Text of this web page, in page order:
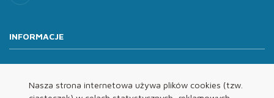
Nasza strona internetowa używa plików cookies (tzw.
INFORMACJE
Oferta